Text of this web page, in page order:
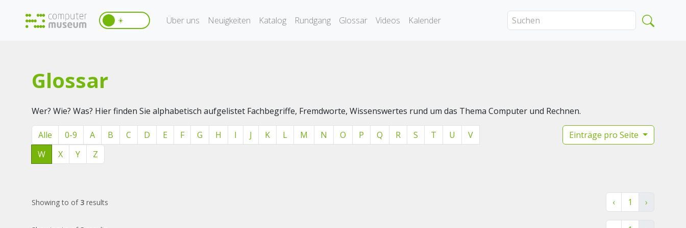
☀️ Über uns Neuigkeiten Katalog Rundgang Glossar Videos Kalender
Glossar
Wer? Wie? Was? Hier finden Sie alphabetisch aufgelistet Fachbegriffe, Fremdworte, Wissenswertes rund um das Thema Computer und Rechnen.
Alle 0-9 A B C D E F G H I J K L M N O P Q R S T U
V
W
X Y Z
Einträge pro Seite
Showingto of 3 results ‹ 1 ›